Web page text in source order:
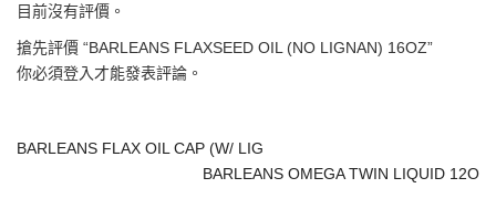
目前沒有評價。
搶先評價 “BARLEANS FLAXSEED OIL (NO LIGNAN) 16OZ”
你必須登入 才能發表評論。
BARLEANS FLAX OIL CAP (W/ LIG
BARLEANS OMEGA TWIN LIQUID 12O